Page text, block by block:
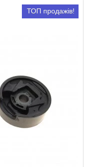
ТОП продажів!